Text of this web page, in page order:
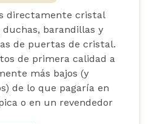
directamente cristal
barandillas y
de puertas de cristal.
de primera calidad a
más bajos (y
de lo que pagaría en
o en un revendedor